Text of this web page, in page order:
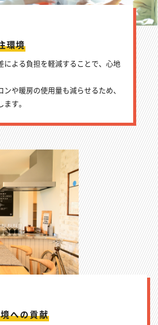
環境
による負担を軽減することで、心地
や暖房の使用量も減らせるため、
す。
への貢献